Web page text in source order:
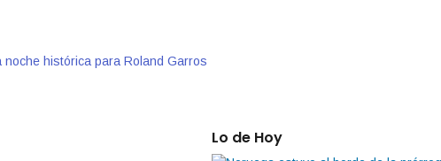
histórica para Roland Garros
Lo de Hoy